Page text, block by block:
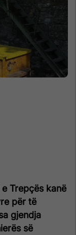
Trepçës kanë
për të
gjendja
së